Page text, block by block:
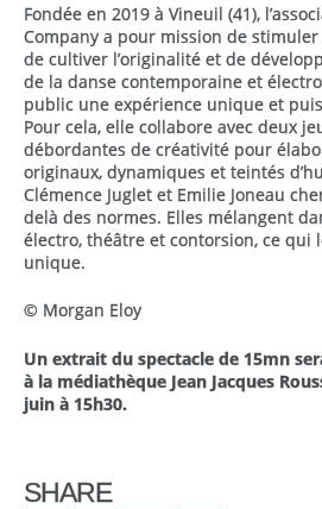
Fondée en 2019 à Vineuil (41),
Company a pour mission de
de cultiver l’originalité et de
de la danse contemporaine et
public une expérience unique et
Pour cela, elle collabore avec deux
débordantes de créativité pour
originaux, dynamiques et teintés
Clémence Juglet et Emilie Joneau
delà des normes. Elles mélangent
électro, théâtre et contorsion, ce qui
unique.
© Morgan Eloy
Un extrait du spectacle de 15mn
à la médiathèque Jean Jacques
juin à 15h30.
SHARE